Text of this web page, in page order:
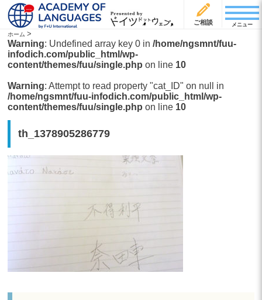
ご相談 メニュー
ホーム >
Warning: Undefined array key 0 in/home/ngsmnt/fuu-
infodich.com/public_html/wp-
content/themes/fuu/single.php on line 10
Warning: Attempt to read property "cat_ID" on null in
/home/ngsmnt/fuu-infodich.com/public_html/wp-
content/themes/fuu/single.php on line 10
th_1378905286779